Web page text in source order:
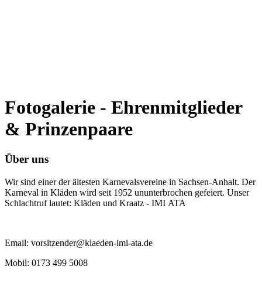
Fotogalerie - Ehrenmitglieder
& Prinzenpaare
Über uns
Wir sind einer der ältesten Karnevalsvereine in Sachsen-Anhalt. Der
Karneval in Kläden wird seit 1952 ununterbrochen gefeiert. Unser
Schlachtruf lautet: Kläden und Kraatz - IMI ATA
Email: vorsitzender@klaeden-imi-ata.de
Mobil: 0173 499 5008